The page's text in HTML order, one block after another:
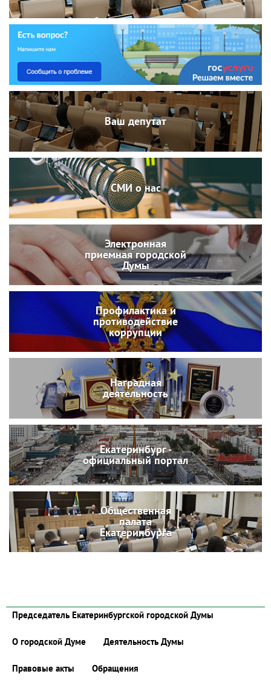
Ваш депутат
СМИ о нас
Электронная
приемная городской
Думы
Профилактика и
противодействие
коррупции
Наградная
деятельность
Екатеринбург -
официальный портал
Общественная
палата
Екатеринбурга
Председатель Екатеринбургской городской Думы
О городской Думе Деятельность Думы
Правовые акты Обращения